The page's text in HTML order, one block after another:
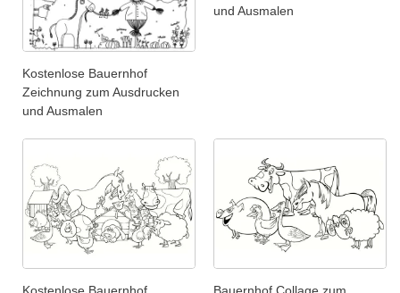
Kostenlose Bauernhof
Zeichnung zum Ausdrucken
und Ausmalen
und Ausmalen